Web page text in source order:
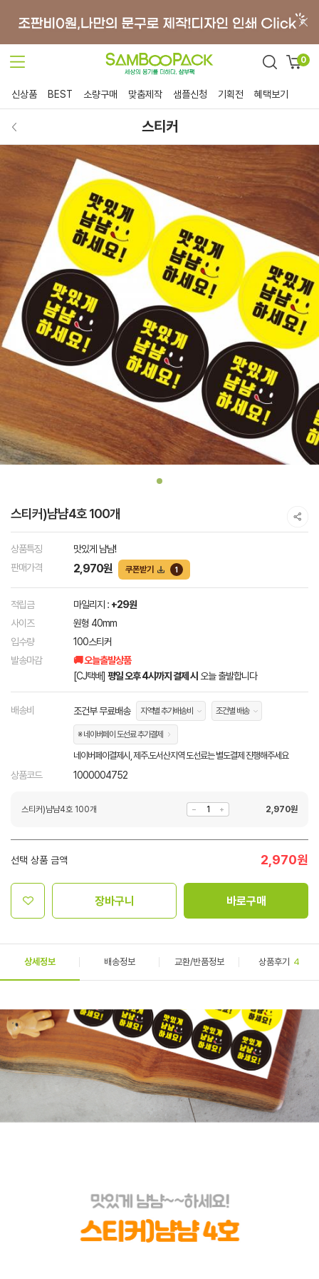
0
신상품 BEST 소량구매 맞춤제작 샘플신청 기획전 혜택보기
스티커
스티커)냠냠4호 100개
상품특징
맛있게 냠냠!
판매가격
2,970원 쿠폰받기 1
적립금 마일리지 : +29원
사이즈
원형 40mm
입수량
100스티커
발송마감
🚚 오늘출발상품
[CJ택배] 평일 오후 4시까지 결제 시 오늘 출발합니다
배송비 조건부 무료배송 지역별 추가배송비 조건별 배송
※ 네이버페이 도선료 추가결제
네이버페이결제시, 제주.도서산지역 도선료는 별도결제 진행해주세요
상품코드 1000004752
스티커)냠냠4호 100개 2,970원
선택 상품 금액 2,970원
장바구니 바로구매
상세정보 배송정보 교환/반품정보 상품후기 4